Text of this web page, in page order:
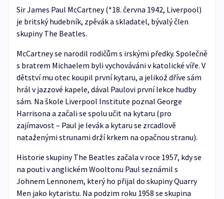
Sir James Paul McCartney (*18. června 1942, Liverpool)
je britský hudebník, zpěvák a skladatel, bývalý člen
skupiny The Beatles.
McCartney se narodil rodičům s irskými předky. Společně
s bratrem Michaelem byli vychováváni v katolické víře. V
dětství mu otec koupil první kytaru, a jelikož dříve sám
hrál v jazzové kapele, dával Paulovi první lekce hudby
sám. Na škole Liverpool Institute poznal George
Harrisona a začali se spolu učit na kytaru (pro
zajímavost – Paul je levák a kytaru se zrcadlově
nataženými strunami drží krkem na opačnou stranu).
Historie skupiny The Beatles začala v roce 1957, kdy se
na pouti v anglickém Wooltonu Paul seznámil s
Johnem Lennonem, který ho přijal do skupiny Quarry
Men jako kytaristu. Na podzim roku 1958 se skupina